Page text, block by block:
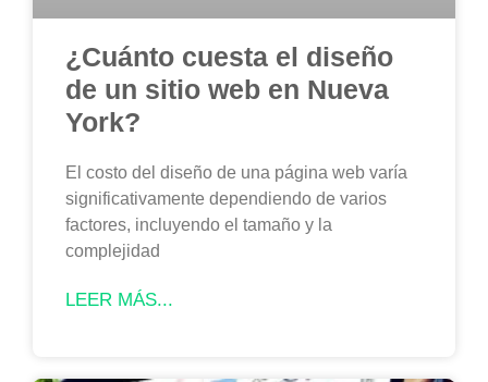
¿Cuánto cuesta el diseño
de un sitio web en Nueva
York?
El costo del diseño de una página web varía
significativamente dependiendo de varios
factores, incluyendo el tamaño y la
complejidad
LEER MÁS...